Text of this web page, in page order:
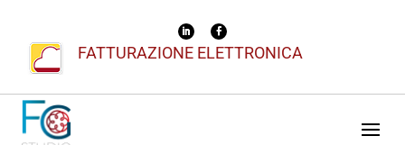
FATTURAZIONE ELETTRONICA